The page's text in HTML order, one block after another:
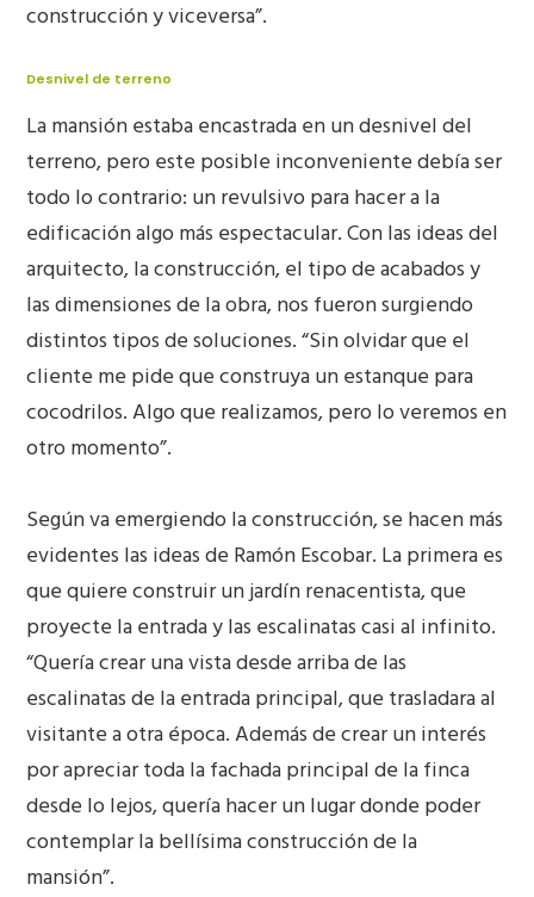
construcción y viceversa”.
Desnivel de terreno
La mansión estaba encastrada en un desnivel del
terreno, pero este posible inconveniente debía ser
todo lo contrario: un revulsivo para hacer a la
edificación algo más espectacular. Con las ideas del
arquitecto, la construcción, el tipo de acabados y
las dimensiones de la obra, nos fueron surgiendo
distintos tipos de soluciones. “Sin olvidar que el
cliente me pide que construya un estanque para
cocodrilos. Algo que realizamos, pero lo veremos en
otro momento”.
Según va emergiendo la construcción, se hacen más
evidentes las ideas de Ramón Escobar. La primera es
que quiere construir un jardín renacentista, que
proyecte la entrada y las escalinatas casi al infinito.
“Quería crear una vista desde arriba de las
escalinatas de la entrada principal, que trasladara al
visitante a otra época. Además de crear un interés
por apreciar toda la fachada principal de la finca
desde lo lejos, quería hacer un lugar donde poder
contemplar la bellísima construcción de la
mansión”.